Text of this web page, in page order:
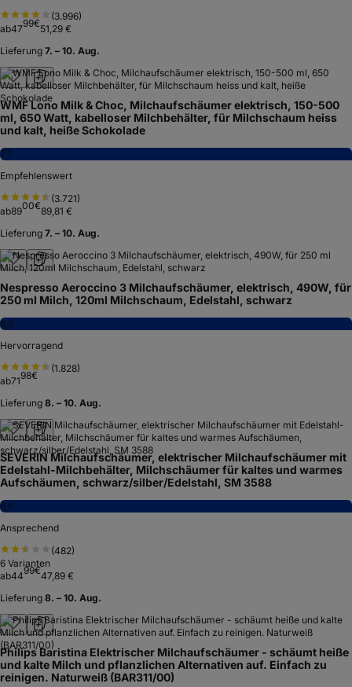
(3.996)
ab4799€51,29 €
Lieferung 7. – 10. Aug.
WMF Lono Milk & Choc, Milchaufschäumer elektrisch, 150-500
ml, 650 Watt, kabelloser Milchbehälter, für Milchschaum heiss
und kalt, heiße Schokolade
7,7
Empfehlenswert
(3.721)
ab8900€89,81 €
Lieferung 7. – 10. Aug.
Nespresso Aeroccino 3 Milchaufschäumer, elektrisch, 490W, für
250 ml Milch, 120ml Milchschaum, Edelstahl, schwarz
8,3
Hervorragend
(1.828)
ab7198€
Lieferung 8. – 10. Aug.
SEVERIN Milchaufschäumer, elektrischer Milchaufschäumer mit
Edelstahl-Milchbehälter, Milchschäumer für kaltes und warmes
Aufschäumen, schwarz/silber/Edelstahl, SM 3588
6,6
Ansprechend
(482)
6 Varianten
ab4499€47,89 €
Lieferung 8. – 10. Aug.
Philips Baristina Elektrischer Milchaufschäumer - schäumt heiße
und kalte Milch und pflanzlichen Alternativen auf. Einfach zu
reinigen. Naturweiß (BAR311/00)